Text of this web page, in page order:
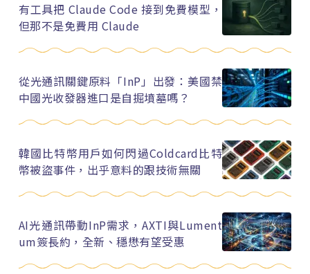
有工具把 Claude Code 接到免費模型，
但那不是免費用 Claude
從光通訊關鍵原料「InP」出發：美國禁
中國光收發器進口是自掘墳墓嗎？
韓國比特幣用戶如何閃過Coldcard比特
幣被盜事件，出乎意料的跟技術無關
AI光通訊帶動InP需求，AXTI與Lument
um簽長約，全新、穩懋有望受惠